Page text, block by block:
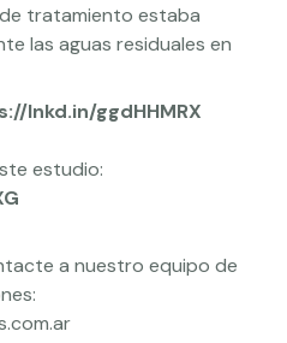
tratamiento estaba
las aguas residuales en
lnkd.in/ggdHHMRX
estudio:
a nuestro equipo de